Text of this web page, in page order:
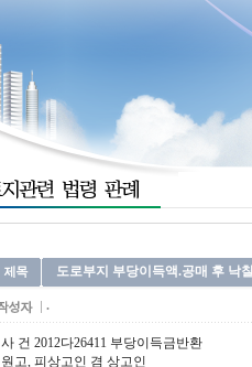
도로부지 부당이득액.공매 후 낙
.
사 건 2012다26411 부당이득금반환
원고, 피상고인 겸 상고인